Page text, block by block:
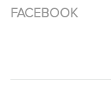
FACEBOOK